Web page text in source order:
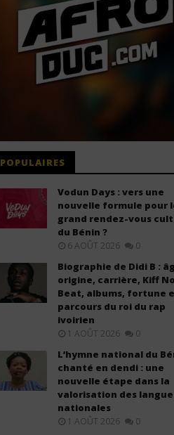
POPULAIRES
Vodun Days : vers une
nouvelle formule pour
grand rendez-vous
du Bénin ?
6 AOÛT 2026 0
Biographie de Didi B :
origine, carrière, Kiff No
Beat, albums, fortune
parcours du roi du rap
ivoirien
1 AOÛT 2026 0
L’hymne national du
chanté en dendi : une
nouvelle étape dans la
valorisation des
nationales
1 AOÛT 2026 0